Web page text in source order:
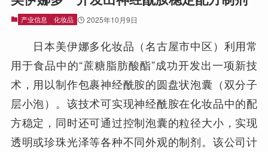
产业信息 化妆品 2025年10月9日
日本美伊娜多化妆品（名古屋市中区）利用常
用于食品中的“蔗糖脂肪酸酯”成功开发出一项新技
术，用以制作包裹神经酰胺的圆盘状泡囊（双分子
层小泡）。该技术可实现神经酰胺在化妆品中的配
方稳定，同时还可通过控制泡囊的粒径大小，实现
透明或珍珠光泽等各种不同外观的制剂。该公司计